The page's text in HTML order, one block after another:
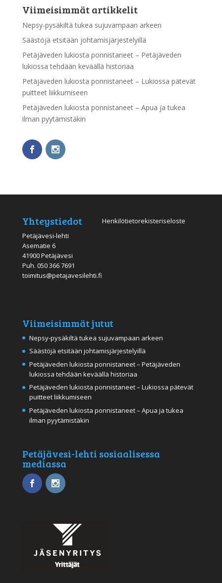
Viimeisimmät artikkelit
Nepsy-pysäkiltä tukea sujuvampaan arkeen
Säästöjä etsitään johtamisjärjestelyillä
Petäjäveden lukiosta ponnistaneet – Petäjäveden
lukiossa tehdään keväällä historiaa
Petäjäveden lukiosta ponnistaneet – Lukiossa pätevät
puitteet liikkumiseen
Petäjäveden lukiosta ponnistaneet – Apua ja tukea
ilman pyytämistäkin
Yhteystiedot
Petäjävesi-lehti
Asematie 6
41900 Petäjävesi
Puh. 050 366 7691
toimitus@petajavesilehti.fi
Henkilötietorekisteriseloste
Viimeisimmät jutut
Nepsy-pysäkiltä tukea sujuvampaan arkeen
Säästöjä etsitään johtamisjärjestelyillä
Petäjäveden lukiosta ponnistaneet – Petäjäveden
lukiossa tehdään keväällä historiaa
Petäjäveden lukiosta ponnistaneet – Lukiossa pätevät
puitteet liikkumiseen
Petäjäveden lukiosta ponnistaneet – Apua ja tukea
ilman pyytämistäkin
Petäjävesi-lehti sosiaalisessa
mediassa